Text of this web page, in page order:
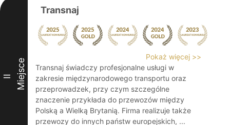
II Miejsce
Transnaj
Pokaż więcej >>
Transnaj świadczy profesjonalne usługi w
zakresie międzynarodowego transportu oraz
przeprowadzek, przy czym szczególne
znaczenie przykłada do przewozów między
Polską a Wielką Brytanią. Firma realizuje także
przewozy do innych państw europejskich, ...